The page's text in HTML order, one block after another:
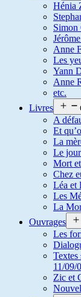
Hénia
Simon
Anne
Les
Yann
Anne
etc.
Livres
A
Et
La
Le
Mort
Chez
Léa et
Les
La
Ouvrages
Les
Textes
11/09/
Zic et